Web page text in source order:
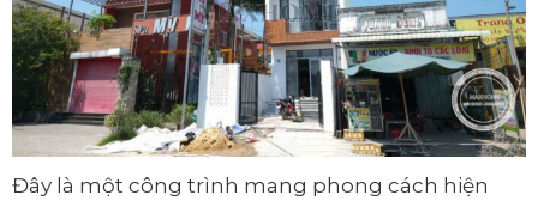
Đây là một công trình mang phong cách hiện